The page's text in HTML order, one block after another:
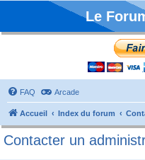
Le
FAQ Arcade
Accueil Index du forum
Contacter un